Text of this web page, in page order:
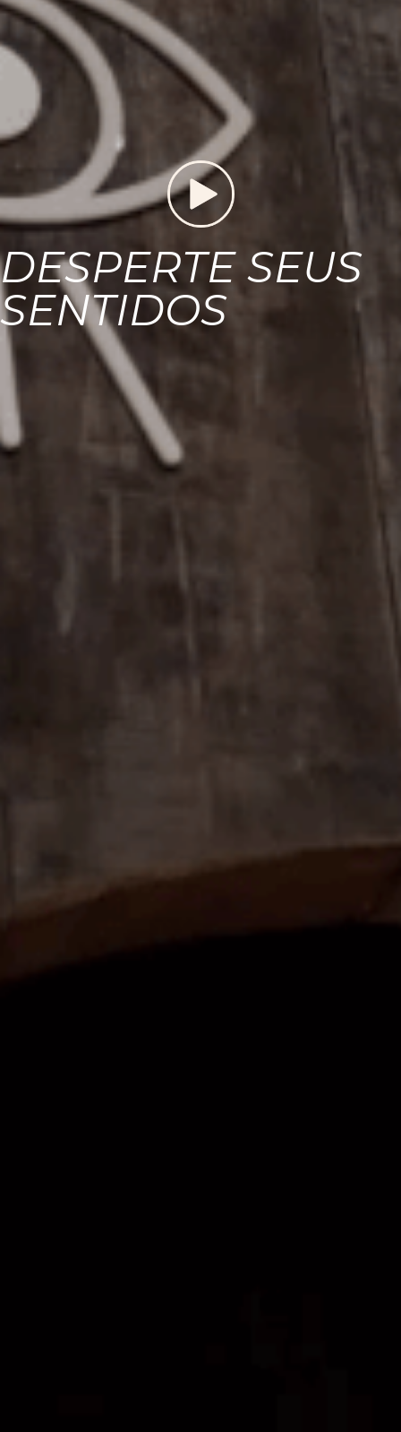
DESPERTE SEUS
SENTIDOS